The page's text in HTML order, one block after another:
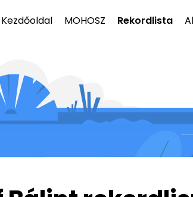
Kezdőoldal MOHOSZ Rekordlista